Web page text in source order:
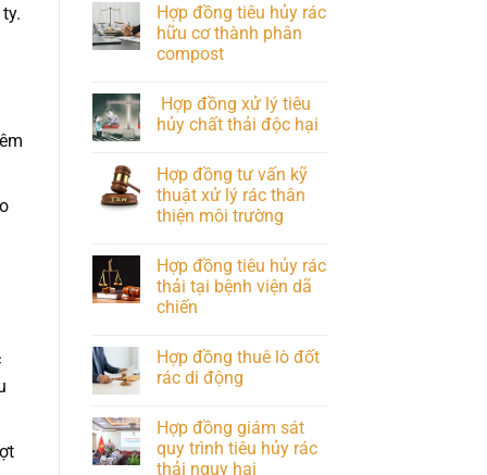
Hợp đồng tiêu hủy rác
hữu cơ thành phân
compost
Hợp đồng xử lý tiêu
hủy chất thải độc hại
Hợp đồng tư vấn kỹ
thuật xử lý rác thân
thiện môi trường
Hợp đồng tiêu hủy rác
thải tại bệnh viện dã
chiến
Hợp đồng thuê lò đốt
rác di động
Hợp đồng giám sát
quy trình tiêu hủy rác
thải nguy hại